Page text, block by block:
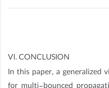
VI. CONCLUSION
In this paper, a generalized